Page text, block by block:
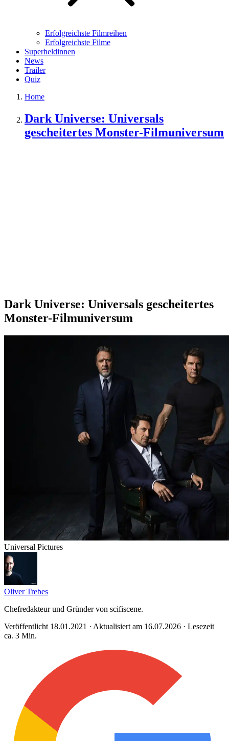
Erfolgreichste Filmreihen
Erfolgreichste Filme
Superheldinnen
News
Trailer
Quiz
Home
Dark Universe: Universals
gescheitertes Monster-Filmuniversum
Dark Universe: Universals gescheitertes
Monster-Filmuniversum
Universal Pictures
Oliver Trebes
Chefredakteur und Gründer von scifiscene.
Veröffentlicht 18.01.2021 · Aktualisiert am 16.07.2026 · Lesezeit
ca. 3 Min.